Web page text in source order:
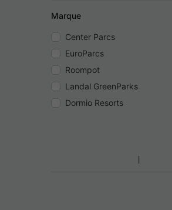
Marque
Center Parcs
EuroParcs
Roompot
Landal GreenParks
Dormio Resorts